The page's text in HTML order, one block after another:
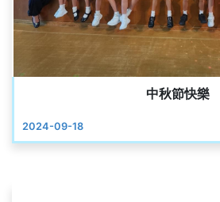
中秋節快樂
2024-09-18